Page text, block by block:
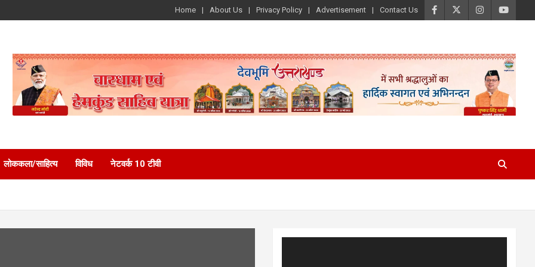
Home About Us Privacy Policy Advertisement Contact Us
लोककला/साहित्य विविध नेटवर्क 10 टीवी